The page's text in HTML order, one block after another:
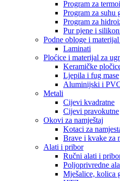
Program za
Program za suhu
Program za
Pur pjene i
Podne obloge i
Laminati
Ploćice i materijal za
Keramičke
Ljepila i fug mase
Aluminijski i
Metali
Cijevi kvadratne
Cijevi pravokutne
Okovi za namještaj
Kotaci za
Brave i kvake za
Alati i pribor
Ručni alati i
Poljoprivredne
Mješalice, kolica